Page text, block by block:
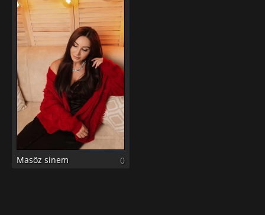
Masöz sinem 0